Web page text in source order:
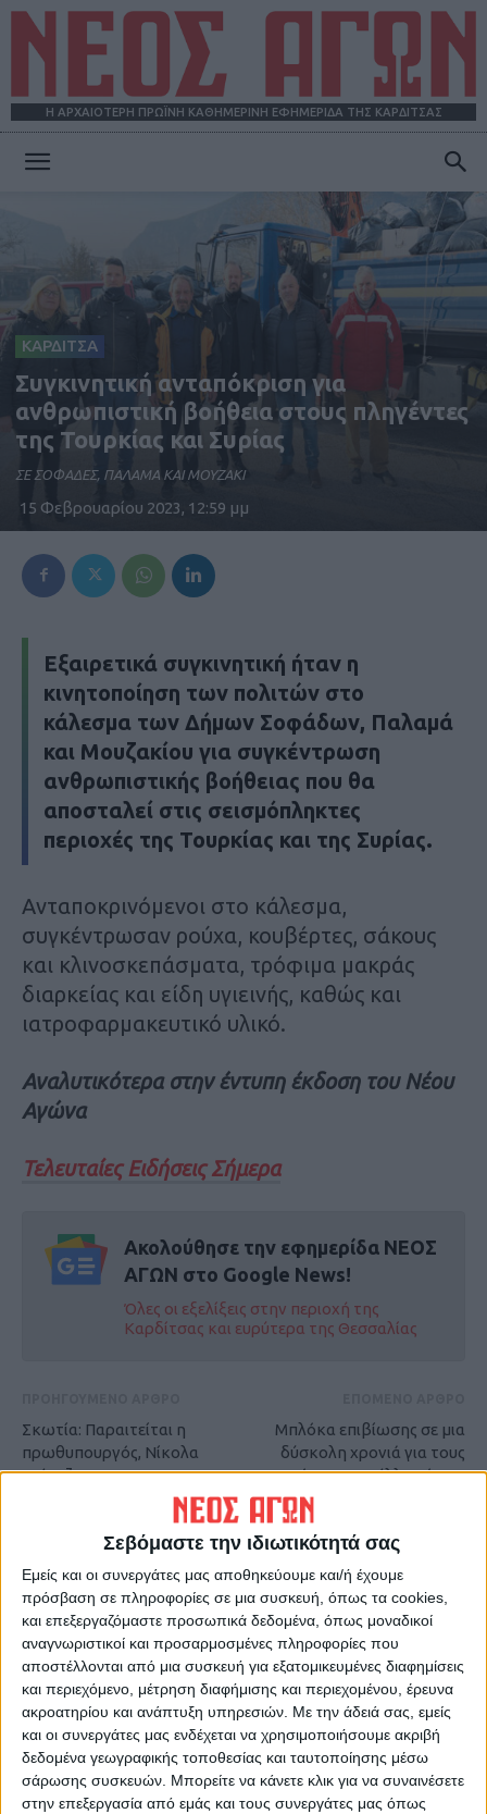
Σεβόμαστε την ιδιωτικότητά σας
Εμείς και οι συνεργάτες μας αποθηκεύουμε και/ή έχουμε
πρόσβαση σε πληροφορίες σε μια συσκευή, όπως τα cookies,
και επεξεργαζόμαστε προσωπικά δεδομένα, όπως μοναδικοί
αναγνωριστικοί και προσαρμοσμένες πληροφορίες που
αποστέλλονται από μια συσκευή για εξατομικευμένες διαφημίσεις
και περιεχόμενο, μέτρηση διαφήμισης και περιεχομένου, έρευνα
ακροατηρίου και ανάπτυξη υπηρεσιών. Με την άδειά σας, εμείς
και οι συνεργάτες μας ενδέχεται να χρησιμοποιήσουμε ακριβή
δεδομένα γεωγραφικής τοποθεσίας και ταυτοποίησης μέσω
σάρωσης συσκευών. Μπορείτε να κάνετε κλικ για να συναινέσετε
στην επεξεργασία από εμάς και τους συνεργάτες μας όπως
Η ΑΡΧΑΙΟΤΕΡΗ ΠΡΩΪΝΗ ΚΑΘΗΜΕΡΙΝΗ ΕΦΗΜΕΡΙΔΑ ΤΗΣ ΚΑΡΔΙΤΣΑΣ
ΑΓΩΝ
ΚΑΡΔΙΤΣΑ
Συγκινητική ανταπόκριση για
ανθρωπιστική βοήθεια στους πληγέντες
της Τουρκίας και Συρίας
ΣΕ ΣΟΦΑΔΕΣ, ΠΑΛΑΜΑ ΚΑΙ ΜΟΥΖΑΚΙ
15 Φεβρουαρίου 2023, 12:59 μμ
Εξαιρετικά συγκινητική ήταν η
κινητοποίηση των πολιτών στο
κάλεσμα των Δήμων Σοφάδων, Παλαμά
και Μουζακίου για συγκέντρωση
ανθρωπιστικής βοήθειας που θα
αποσταλεί στις σεισμόπληκτες
περιοχές της Τουρκίας και της Συρίας.
Ανταποκρινόμενοι στο κάλεσμα,
συγκέντρωσαν ρούχα, κουβέρτες, σάκους
και κλινοσκεπάσματα, τρόφιμα μακράς
διαρκείας και είδη υγιεινής, καθώς και
ιατροφαρμακευτικό υλικό.
Αναλυτικότερα στην έντυπη έκδοση του Νέου
Αγώνα
Τελευταίες Ειδήσεις Σήμερα
Ακολούθησε την εφημερίδα ΝΕΟΣ
ΑΓΩΝ στο Google News!
Όλες οι εξελίξεις στην περιοχή της
Καρδίτσας και ευρύτερα της Θεσσαλίας
Σκωτία: Παραιτείται η
πρωθυπουργός, Νίκολα
Στέρτζον
Μπλόκα επιβίωσης σε μια
δύσκολη χρονιά για τους
αγρότες - το μέλλον όμως
ΝΕΟΣ ΑΓΩΝ
https://neosagon.gr
Η Αρχαιότερη Καθημερινή Πρωινή Εφημερίδα της Καρδίτσας